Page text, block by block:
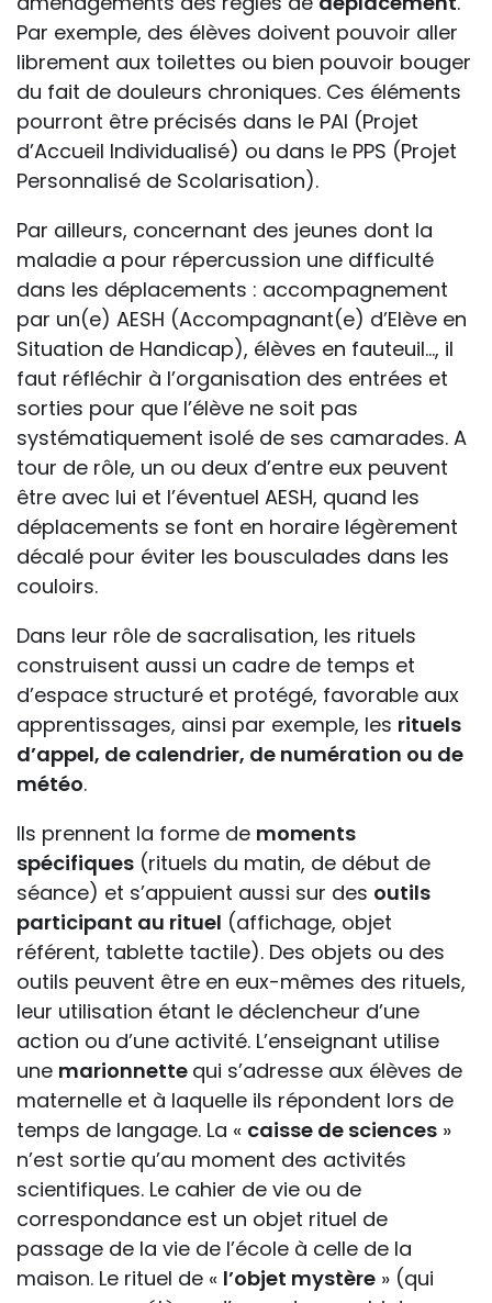
Par exemple, des élèves doivent pouvoir aller
librement aux toilettes ou bien pouvoir bouger
du fait de douleurs chroniques. Ces éléments
pourront être précisés dans le PAI (Projet
d’Accueil Individualisé) ou dans le PPS (Projet
Personnalisé de Scolarisation).
Par ailleurs, concernant des jeunes dont la
maladie a pour répercussion une difficulté
dans les déplacements : accompagnement
par un(e) AESH (Accompagnant(e) d’Elève en
Situation de Handicap), élèves en fauteuil…, il
faut réfléchir à l’organisation des entrées et
sorties pour que l’élève ne soit pas
systématiquement isolé de ses camarades. A
tour de rôle, un ou deux d’entre eux peuvent
être avec lui et l’éventuel AESH, quand les
déplacements se font en horaire légèrement
décalé pour éviter les bousculades dans les
couloirs.
Dans leur rôle de sacralisation, les rituels
construisent aussi un cadre de temps et
d’espace structuré et protégé, favorable aux
apprentissages, ainsi par exemple, les rituels
d’appel, de calendrier, de numération ou de
météo.
Ils prennent la forme de moments
spécifiques (rituels du matin, de début de
séance) et s’appuient aussi sur des outils
participant au rituel (affichage, objet
référent, tablette tactile). Des objets ou des
outils peuvent être en eux-mêmes des rituels,
leur utilisation étant le déclencheur d’une
action ou d’une activité. L’enseignant utilise
une marionnette qui s’adresse aux élèves de
maternelle et à laquelle ils répondent lors de
temps de langage. La « caisse de sciences »
n’est sortie qu’au moment des activités
scientifiques. Le cahier de vie ou de
correspondance est un objet rituel de
passage de la vie de l’école à celle de la
maison. Le rituel de « l’objet mystère » (qui